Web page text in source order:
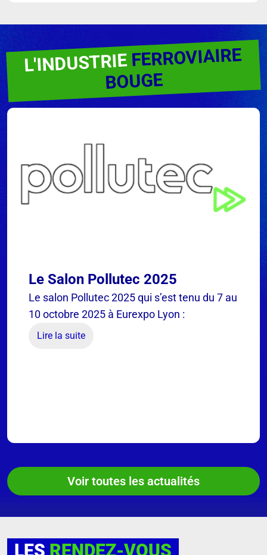
L'INDUSTRIEFERROVIAIRE
BOUGE
Le Salon Pollutec 2025
Le salon Pollutec 2025 qui s’est tenu du 7 au
10 octobre 2025 à Eurexpo Lyon :
Lire la suite
Voir toutes les actualités
LES RENDEZ-VOUS